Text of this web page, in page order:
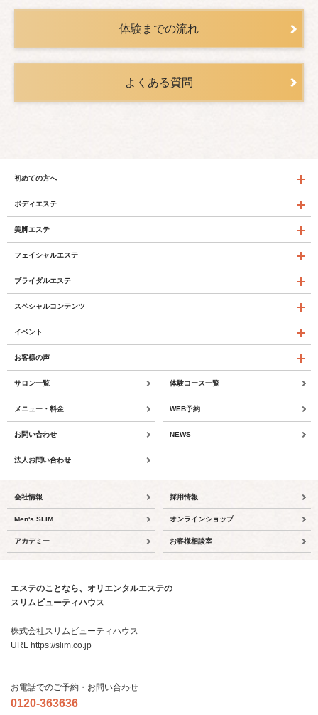
体験までの流れ
よくある質問
初めての方へ
ボディエステ
美脚エステ
フェイシャルエステ
ブライダルエステ
スペシャルコンテンツ
イベント
お客様の声
サロン一覧 体験コース一覧
メニュー・料金 WEB予約
お問い合わせ NEWS
法人お問い合わせ
会社情報 採用情報
Men's SLIM オンラインショップ
アカデミー お客様相談室
エステのことなら、オリエンタルエステの
スリムビューティハウス
株式会社スリムビューティハウス
URL https://slim.co.jp
お電話でのご予約・お問い合わせ
0120-363636